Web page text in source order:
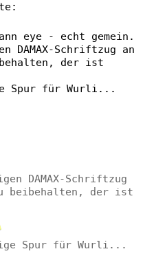
eye - echt gemein.
DAMAX-Schriftzug an
der ist
Spur für Wurli...
DAMAX-Schriftzug
beibehalten, der ist
Spur für Wurli...